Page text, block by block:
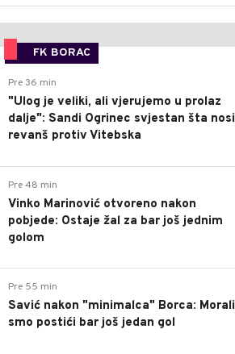
FK BORAC
Pre 36 min
"Ulog je veliki, ali vjerujemo u prolaz
dalje": Sandi Ogrinec svjestan šta nosi
revanš protiv Vitebska
Pre 48 min
Vinko Marinović otvoreno nakon
pobjede: Ostaje žal za bar još jednim
golom
Pre 55 min
Savić nakon "minimalca" Borca: Morali
smo postići bar još jedan gol